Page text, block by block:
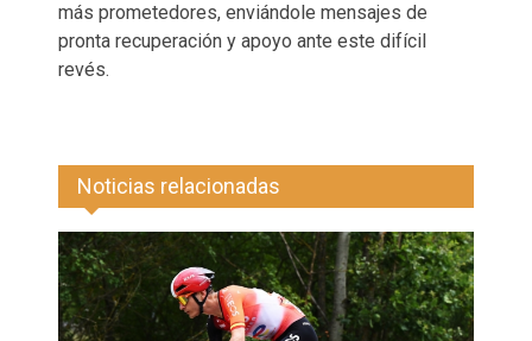
más prometedores, enviándole mensajes de
pronta recuperación y apoyo ante este difícil
revés.
Noticias relacionadas